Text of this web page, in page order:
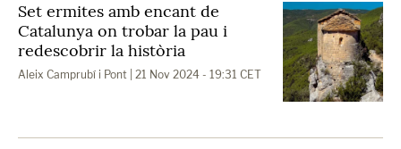
Set ermites amb encant de
Catalunya on trobar la pau i
redescobrir la història
Aleix Camprubí i Pont | 21 Nov 2024 - 19:31 CET